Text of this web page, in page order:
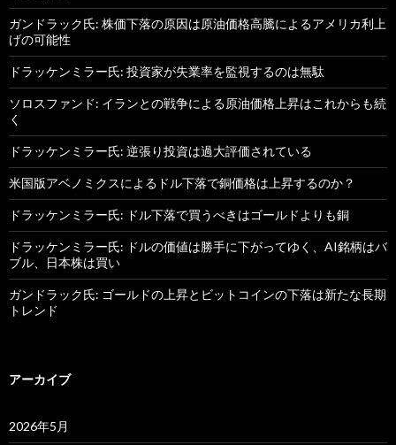
ガンドラック氏: 株価下落の原因は原油価格高騰によるアメリカ利上
げの可能性
ドラッケンミラー氏: 投資家が失業率を監視するのは無駄
ソロスファンド: イランとの戦争による原油価格上昇はこれからも続
く
ドラッケンミラー氏: 逆張り投資は過大評価されている
米国版アベノミクスによるドル下落で銅価格は上昇するのか？
ドラッケンミラー氏: ドル下落で買うべきはゴールドよりも銅
ドラッケンミラー氏: ドルの価値は勝手に下がってゆく、AI銘柄はバ
ブル、日本株は買い
ガンドラック氏: ゴールドの上昇とビットコインの下落は新たな長期
トレンド
アーカイブ
2026年5月